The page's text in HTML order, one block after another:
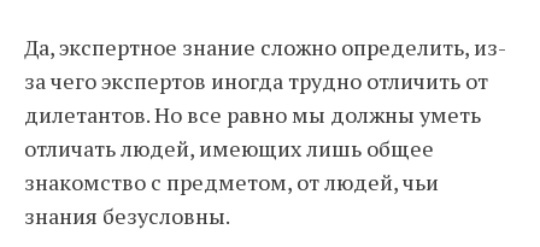
Да, экспертное знание сложно определить, из-
за чего экспертов иногда трудно отличить от
дилетантов. Но все равно мы должны уметь
отличать людей, имеющих лишь общее
знакомство с предметом, от людей, чьи
знания безусловны.